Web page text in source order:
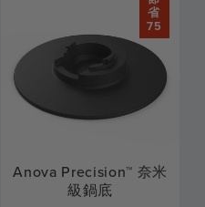
省
75
Anova Precision™ 奈米
級鍋底